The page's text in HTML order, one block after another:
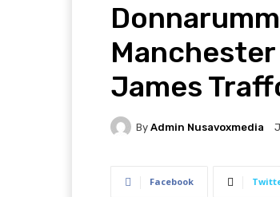
James
By Admin Nusavoxmedia
Facebook